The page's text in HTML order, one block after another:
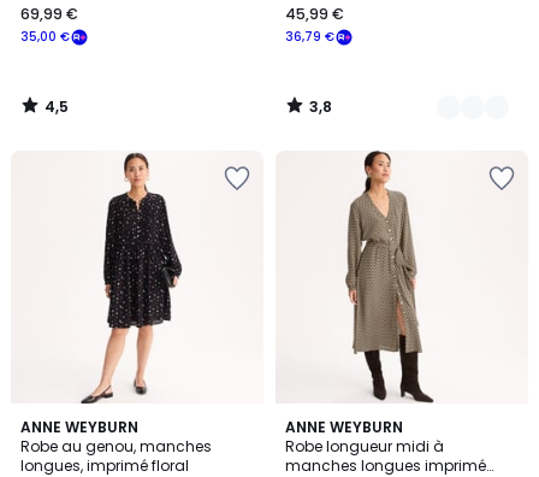
35,00 €
69,99 €
4,5
/
36,79 €
45,99 €
3,8
/
ANNE WEYBURN
Robe au genou, manches
longues, imprimé floral
ANNE WEYBURN
Robe longueur midi à
manches longues imprimé